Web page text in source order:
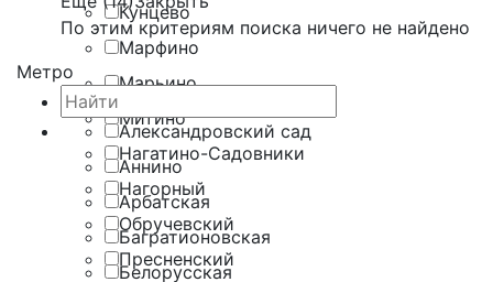
Кунцево
Марфино
Марьино
Митино
Нагатино-Садовники
Нагорный
Обручевский
Пресненский
По этим критериям поиска ничего не найдено
Метро
Александровский сад
Аннино
Арбатская
Багратионовская
Белорусская